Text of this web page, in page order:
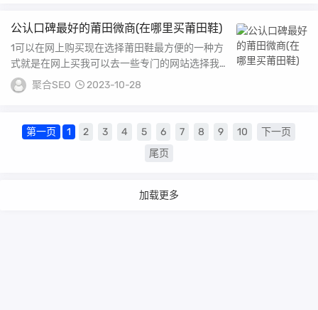
公认口碑最好的莆田微商(在哪里买莆田鞋)
1可以在网上购买现在选择莆田鞋最方便的一种方
式就是在网上买我可以去一些专门的网站选择我想
要的手表，也可以通过朋友圈购买我想要的莆田鞋
到目...
聚合SEO 2023-10-28
第一页 1 2 3 4 5 6 7 8 9 10
下一页
尾页
加载更多